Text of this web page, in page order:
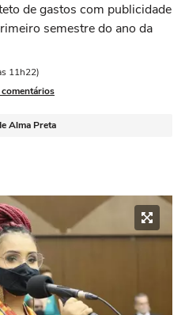
de gastos com publicidade
semestre do ano da
11h22)
Alma Preta